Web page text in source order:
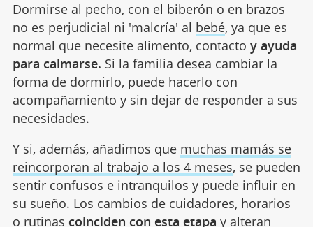
Dormirse al pecho, con el biberón o en brazos
no es perjudicial ni 'malcría' al bebé, ya que es
normal que necesite alimento, contacto y ayuda
para calmarse. Si la familia desea cambiar la
forma de dormirlo, puede hacerlo con
acompañamiento y sin dejar de responder a sus
necesidades.
Y si, además, añadimos que muchas mamás se
reincorporan al trabajo a los 4 meses, se pueden
sentir confusos e intranquilos y puede influir en
su sueño. Los cambios de cuidadores, horarios
o rutinas coinciden con esta etapa y alteran